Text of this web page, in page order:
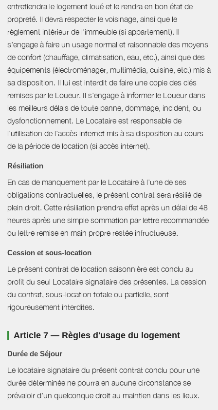
entretiendra le logement loué et le rendra en bon état de
propreté. Il devra respecter le voisinage, ainsi que le
règlement intérieur de l'immeuble (si appartement). Il
s'engage à faire un usage normal et raisonnable des moyens
de confort (chauffage, climatisation, eau, etc.), ainsi que des
équipements (électroménager, multimédia, cuisine, etc.) mis à
sa disposition. Il lui est interdit de faire une copie des clés
remises par le Loueur. Il s'engage à informer le Loueur dans
les meilleurs délais de toute panne, dommage, incident, ou
dysfonctionnement. Le Locataire est responsable de
l'utilisation de l'accès internet mis à sa disposition au cours
de la période de location (si accès internet).
Résiliation
En cas de manquement par le Locataire à l’une de ses
obligations contractuelles, le présent contrat sera résilié de
plein droit. Cette résiliation prendra effet après un délai de 48
heures après une simple sommation par lettre recommandée
ou lettre remise en main propre restée infructueuse.
Cession et sous-location
Le présent contrat de location saisonnière est conclu au
profit du seul Locataire signataire des présentes. La cession
du contrat, sous-location totale ou partielle, sont
rigoureusement interdites.
Article 7 — Règles d'usage du logement
Durée de Séjour
Le locataire signataire du présent contrat conclu pour une
durée déterminée ne pourra en aucune circonstance se
prévaloir d'un quelconque droit au maintien dans les lieux.